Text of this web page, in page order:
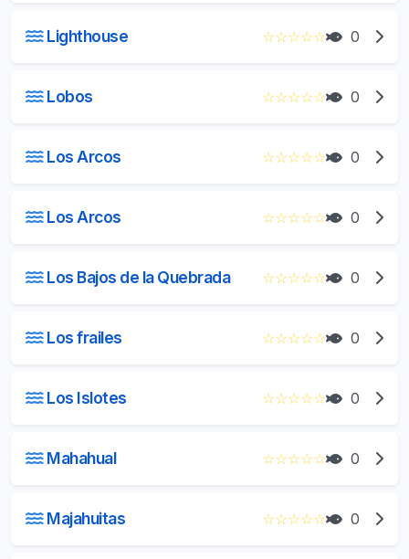
Lighthouse ☆☆☆☆☆ 0
Lobos ☆☆☆☆☆ 0
Los Arcos ☆☆☆☆☆ 0
Los Arcos ☆☆☆☆☆ 0
Los Bajos de la Quebrada ☆☆☆☆☆ 0
Los frailes ☆☆☆☆☆ 0
Los Islotes ☆☆☆☆☆ 0
Mahahual ☆☆☆☆☆ 0
Majahuitas ☆☆☆☆☆ 0